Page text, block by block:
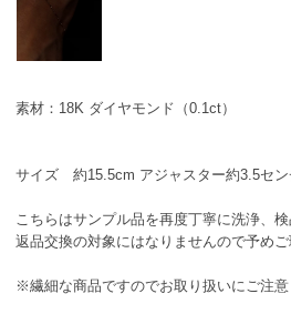
素材：18K ダイヤモンド（0.1ct）
サイズ 約15.5cm アジャスター約3.5セン
こちらはサンプル品を再度丁寧に洗浄、検
返品交換の対象にはなりませんので予めご
※繊細な商品ですのでお取り扱いにご注意